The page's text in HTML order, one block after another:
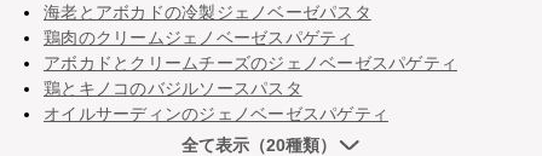
海老とアボカドの冷製ジェノベーゼパスタ
鶏肉のクリームジェノベーゼスパゲティ
アボカドとクリームチーズのジェノベーゼスパゲティ
鶏とキノコのバジルソースパスタ
オイルサーディンのジェノベーゼスパゲティ
全て表示（20種類）